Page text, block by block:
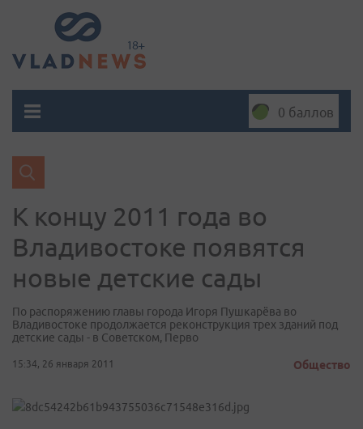
0 баллов
К концу 2011 года во
Владивостоке появятся
новые детские сады
По распоряжению главы города Игоря Пушкарёва во
Владивостоке продолжается реконструкция трех зданий под
детские сады - в Советском, Перво
15:34, 26 января 2011 Общество